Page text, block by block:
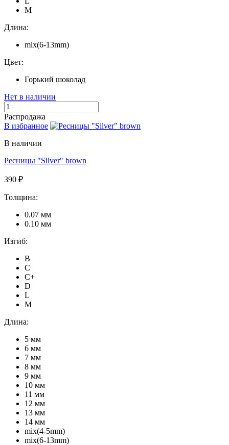
M
Длина:
mix(6-13mm)
Цвет:
Горький шоколад
Нет в наличии
Распродажа
В избранное
В наличии
Ресницы "Silver" brown
390 ₽
Толщина:
0.07 мм
0.10 мм
Изгиб:
B
C
C+
D
L
M
Длина:
5 мм
6 мм
7 мм
8 мм
9 мм
10 мм
11 мм
12 мм
13 мм
14 мм
mix(4-5mm)
mix(6-13mm)